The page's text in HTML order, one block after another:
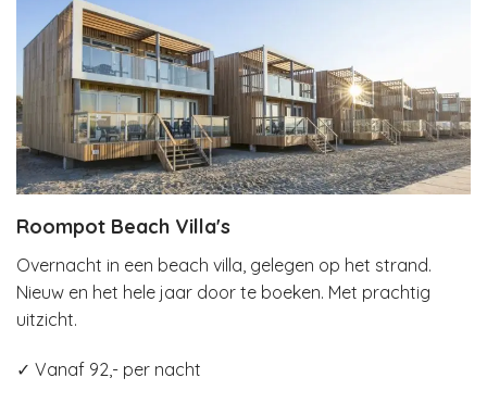
Roompot Beach Villa's
Overnacht in een beach villa, gelegen op het strand.
Nieuw en het hele jaar door te boeken. Met prachtig
uitzicht.
✓ Vanaf 92,- per nacht